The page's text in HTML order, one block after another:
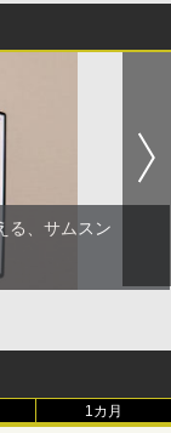
る、サムスン
1カ月